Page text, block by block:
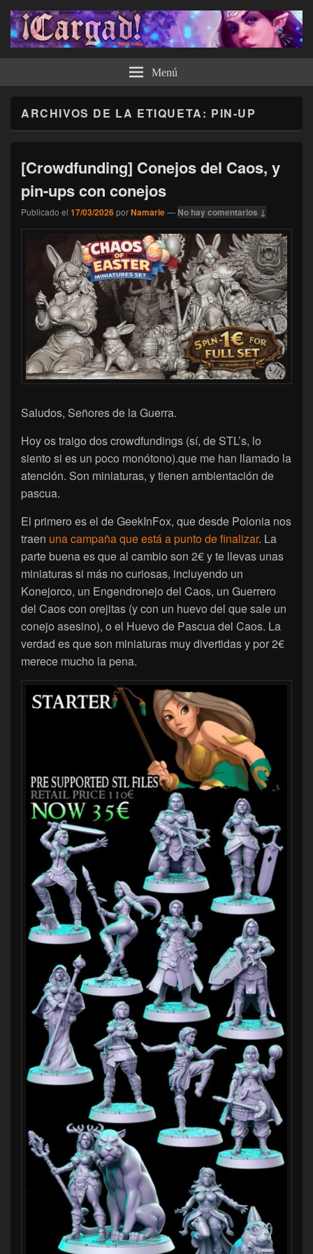
¡Cargad! Menú
ARCHIVOS DE LA ETIQUETA: PIN-UP
[Crowdfunding] Conejos del Caos, y
pin-ups con conejos
Publicado el 17/03/2026porNamarie— No hay comentarios ↓
Saludos, Señores de la Guerra.
Hoy os traigo dos crowdfundings (sí, de STL’s, lo
siento si es un poco monótono).que me han llamado la
atención. Son miniaturas, y tienen ambientación de
pascua.
El primero es el de GeekInFox, que desde Polonia nos
traen una campaña que está a punto de finalizar. La
parte buena es que al cambio son 2€ y te llevas unas
miniaturas si más no curiosas, incluyendo un
Konejorco, un Engendronejo del Caos, un Guerrero
del Caos con orejitas (y con un huevo del que sale un
conejo asesino), o el Huevo de Pascua del Caos. La
verdad es que son miniaturas muy divertidas y por 2€
merece mucho la pena.